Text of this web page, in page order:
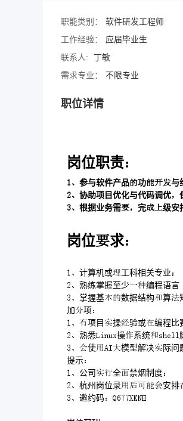
职能类别： 软件研发工程师
工作经验：
应届毕业生
联系人:
丁敏
需求专业：
不限专业
职位详情
岗位职责
参与软件产品功与
协助项目优化与代码调优
根据业务需完级安
岗位求
计算机或工科相关专业
熟练掌握至少编程语言
掌握基数据结构算
加项
项目操验或编程比
熟悉操系统
使模型解决际问
提示
公司全禁烟制度
杭州岗位录安排
邀约码